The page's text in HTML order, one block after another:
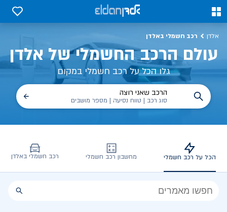
0
0
אלדן רכב חשמלי באלדן
עולם הרכב החשמלי של אלדן
גלו הכל על רכב חשמלי במקום
הרכב שאני רוצה
סוג רכב | טווח נסיעה | מספר מושבים
הכל על רכב חשמלי מחשבון רכב חשמלי רכב חשמלי באלדן